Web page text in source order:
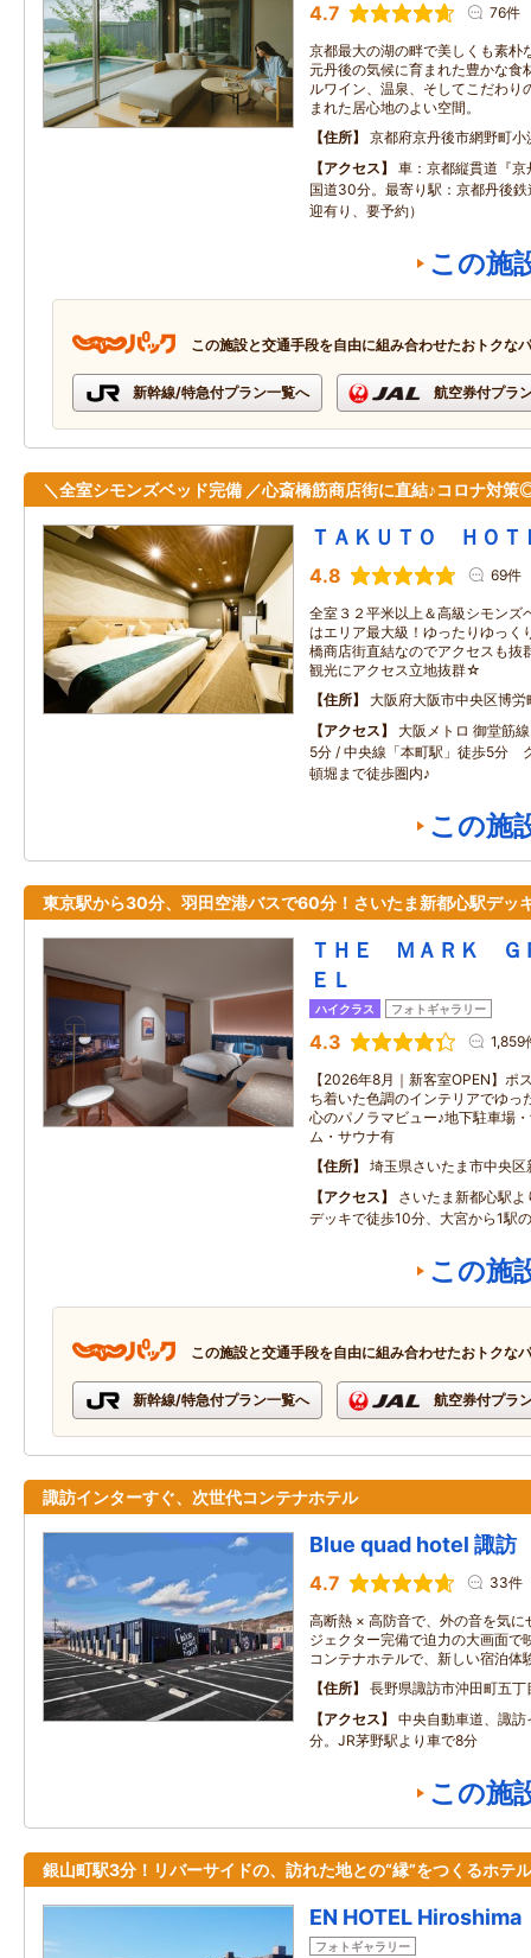
4.7 76件
京都最大の湖の畔で美しくも素朴
元丹後の気候に育まれた豊かな食
ルワイン、温泉、そしてこだわり
まれた居心地のよい空間。
住所
京都府京丹後市網野町
アクセス
車：京都縦貫道『
国道30分。最寄り駅：京都丹後
迎有り、要予約）
この施
この施設と交通手段を自由に組み合わせたおトクな
新幹線/特急付プラン一覧へ 航空券付プラ
＼全室シモンズベッド完備 ／心斎橋筋商店街に直結♪コロナ対策
ＴＡＫＵＴＯ ＨＯ
4.8 69件
全室３２平米以上＆高級シモンズ
はエリア最大級！ゆったりゆっく
橋商店街直結なのでアクセスも抜
観光にアクセス立地抜群☆
住所
大阪府大阪市中央区博労
アクセス
大阪メトロ 御堂筋
5分 / 中央線「本町駅」徒歩5分
頓堀まで徒歩圏内♪
この施
東京駅から30分、羽田空港バスで60分！さいたま新都心駅デッ
ＴＨＥ ＭＡＲＫ Ｇ
ＥＬ
ハイクラス フォトギャラリー
4.3 1,859
【2026年8月｜新客室OPEN】ポ
ち着いた色調のインテリアでゆっ
心のパノラマビュー♪地下駐車場
ム・サウナ有
住所
埼玉県さいたま市中央区
アクセス
さいたま新都心駅
デッキで徒歩10分、大宮から1駅
この施
この施設と交通手段を自由に組み合わせたおトクな
新幹線/特急付プラン一覧へ 航空券付プラ
諏訪インターすぐ、次世代コンテナホテル
Blue quad hotel 諏訪
4.7 33件
高断熱 × 高防音で、外の音を気
ジェクター完備で迫力の大画面で
コンテナホテルで、新しい宿泊体
住所
長野県諏訪市沖田町五丁
アクセス
中央自動車道、諏
分。JR茅野駅より車で8分
この施
銀山町駅3分！リバーサイドの、訪れた地との“縁”をつくるホテル
EN HOTEL Hiroshima
フォトギャラリー